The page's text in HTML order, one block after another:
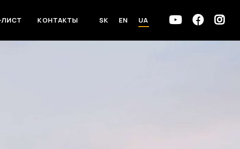
SK EN UA
ЛИСТ КОНТАКТЫ